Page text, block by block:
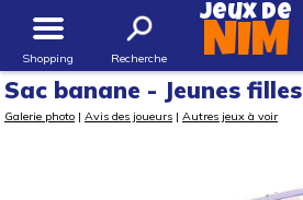
Shopping Recherche
Jeux de
NIM
Sac banane - Jeunes filles
Galerie photo | Avis des joueurs | Autres jeux à voir